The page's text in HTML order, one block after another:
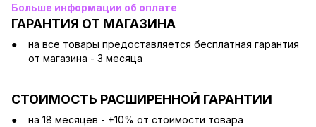
Больше информации об оплате
ГАРАНТИЯ ОТ МАГАЗИНА
на все товары предоставляется бесплатная гарантия
от магазина - 3 месяца
СТОИМОСТЬ РАСШИРЕННОЙ ГАРАНТИИ
на 18 месяцев - +10% от стоимости товара